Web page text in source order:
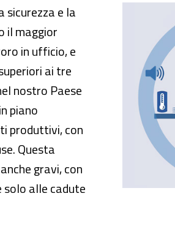
del rischio
sicurezza e la
il maggior
in ufficio, e
ai tre
nostro Paese
piano
produttivi, con
Questa
gravi, con
solo alle cadute